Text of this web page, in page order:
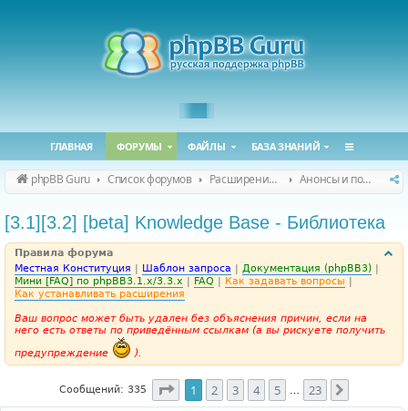
ГЛАВНАЯ ФОРУМЫ ФАЙЛЫ БАЗА ЗНАНИЙ
phpBB Guru Список форумов Расширения phpBB Анонсы и поддержка расширений для phpBB
[3.1][3.2] [beta] Knowledge Base - Библиотека
Правила форума
Местная Конституция | Шаблон запроса | Документация (phpBB3) |
Мини [FAQ] по phpBB3.1.x/3.3.x | FAQ | Как задавать вопросы |
Как устанавливать расширения
Ваш вопрос может быть удален без объяснения причин, если на
него есть ответы по приведённым ссылкам (а вы рискуете получить
предупреждение
).
Сообщений: 335 Страница 1 из23
1 2 3 4 5 23